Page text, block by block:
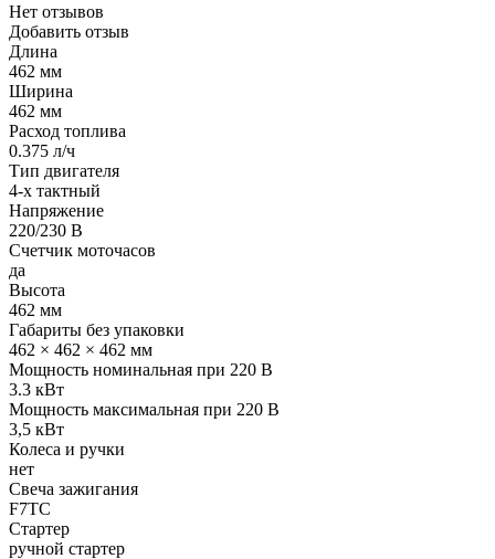
Нет отзывов
Добавить отзыв
Длина
462 мм
Ширина
462 мм
Расход топлива
0.375 л/ч
Тип двигателя
4-х тактный
Напряжение
220/230 В
Счетчик моточасов
да
Высота
462 мм
Габариты без упаковки
462 × 462 × 462 мм
Мощность номинальная при 220 В
3.3 кВт
Мощность максимальная при 220 В
3,5 кВт
Колеса и ручки
нет
Свеча зажигания
F7TC
Стартер
ручной стартер